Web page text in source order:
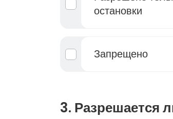
остановки
Запрещено
3. Разрешается